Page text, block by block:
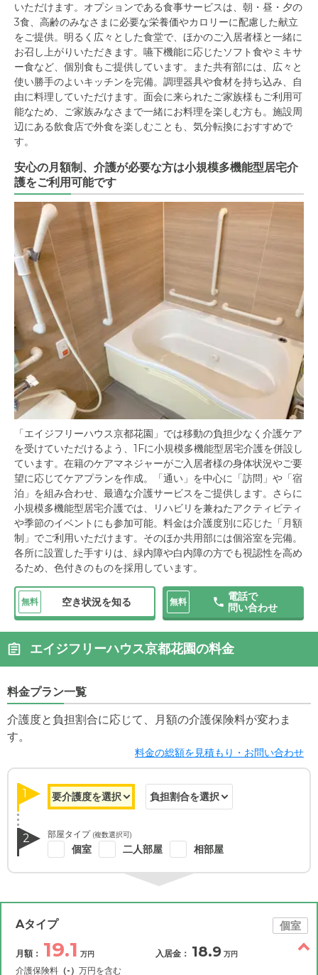
いただけます。オプションである食事サービスは、朝・昼・夕の
3食、高齢のみなさまに必要な栄養価やカロリーに配慮した献立
をご提供。明るく広々とした食堂で、ほかのご入居者様と一緒に
お召し上がりいただきます。嚥下機能に応じたソフト食やミキサ
ー食など、個別食もご提供しています。また共有部には、広々と
使い勝手のよいキッチンを完備。調理器具や食材を持ち込み、自
由に料理していただけます。面会に来られたご家族様もご利用可
能なため、ご家族みなさまで一緒にお料理を楽しむ方も。施設周
辺にある飲食店で外食を楽しむことも、気分転換におすすめで
す。
安心の月額制、介護が必要な方は小規模多機能型居宅介
護をご利用可能です
「エイジフリーハウス京都花園」では移動の負担少なく介護ケア
を受けていただけるよう、1Fに小規模多機能型居宅介護を併設し
ています。在籍のケアマネジャーがご入居者様の身体状況やご要
望に応じてケアプランを作成。「通い」を中心に「訪問」や「宿
泊」を組み合わせ、最適な介護サービスをご提供します。さらに
小規模多機能型居宅介護では、リハビリを兼ねたアクティビティ
や季節のイベントにも参加可能。料金は介護度別に応じた「月額
制」でご利用いただけます。そのほか共用部には個浴室を完備。
各所に設置した手すりは、緑内障や白内障の方でも視認性を高め
るため、色付きのものを採用しています。
無料 空き状況を知る 無料
電話で
問い合わせ
エイジフリーハウス京都花園の料金
料金プラン一覧
介護度と負担割合に応じて、月額の介護保険料が変わま
す。
料金の総額を見積もり・お問い合わせ
1
2 部屋タイプ (複数選択可)
個室 二人部屋 相部屋
Aタイプ 個室
月額： 19.1 万円
介護保険料 （-） 万円を含む
入居金： 18.9 万円